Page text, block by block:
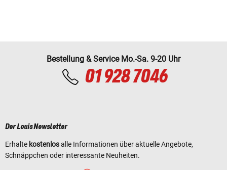
Bestellung & Service Mo.-Sa. 9-20 Uhr
01 928 7046
Der Louis Newsletter
Erhalte kostenlosalle Informationen über aktuelle Angebote,
Schnäppchen oder interessante Neuheiten.